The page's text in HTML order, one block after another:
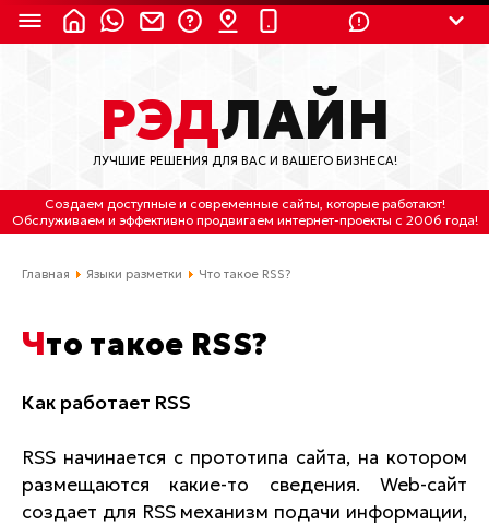
8 (800) 550-9899 (с 2:30 до 11:30 по
Мск)
Бесплатно по России
(4212) 658-653
(4212) 637-673
Отдельный вход \ Левый торец здания
Все контакты
РЭДЛАЙН
ЛУЧШИЕ РЕШЕНИЯ ДЛЯ ВАС И ВАШЕГО БИЗНЕСА!
Создаем доступные и современные сайты, которые работают!
Обслуживаем и эффективно продвигаем интернет-проекты с 2006 года!
Главная Языки разметки Что такое RSS?
Что такое RSS?
Как работает RSS
RSS начинается с прототипа сайта, на котором
размещаются какие-то сведения. Web-сайт
создает для RSS механизм подачи информации,